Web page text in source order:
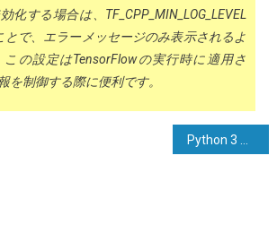
化する場合は、TF_CPP_MIN_LOG_LEVEL
とで、エラーメッセージのみ表示されるよ
この設定はTensorFlowの実行時に適用さ
を制御する際に便利です。